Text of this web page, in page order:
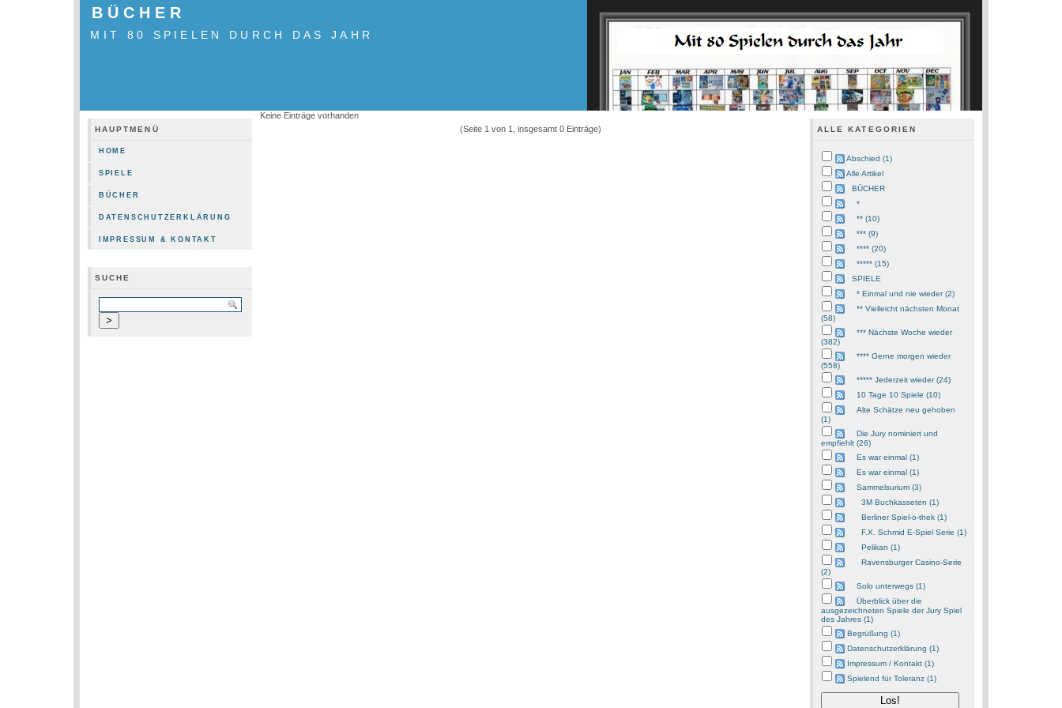
BÜCHER
MIT 80 SPIELEN DURCH DAS JAHR
HAUPTMENÜ
HOME
SPIELE
BÜCHER
DATENSCHUTZERKLÄRUNG
IMPRESSUM & KONTAKT
SUCHE
Keine Einträge vorhanden
(Seite 1 von 1, insgesamt 0 Einträge)
ALLE KATEGORIEN
Abschied (1)
Alle Artikel
BÜCHER
*
** (10)
*** (9)
**** (20)
***** (15)
SPIELE
* Einmal und nie wieder (2)
** Vielleicht nächsten Monat
(58)
*** Nächste Woche wieder
(382)
**** Gerne morgen wieder
(558)
***** Jederzeit wieder (24)
10 Tage 10 Spiele (10)
Alte Schätze neu gehoben
(1)
Die Jury nominiert und
empfiehlt (26)
Es war einmal (1)
Es war einmal (1)
Sammelsurium (3)
3M Buchkasseten (1)
Berliner Spiel-o-thek (1)
F.X. Schmid E-Spiel Serie (1)
Pelikan (1)
Ravensburger Casino-Serie
(2)
Solo unterwegs (1)
Überblick über die
ausgezeichneten Spiele der Jury Spiel
des Jahres (1)
Begrüßung (1)
Datenschutzerklärung (1)
Impressum / Kontakt (1)
Spielend für Toleranz (1)